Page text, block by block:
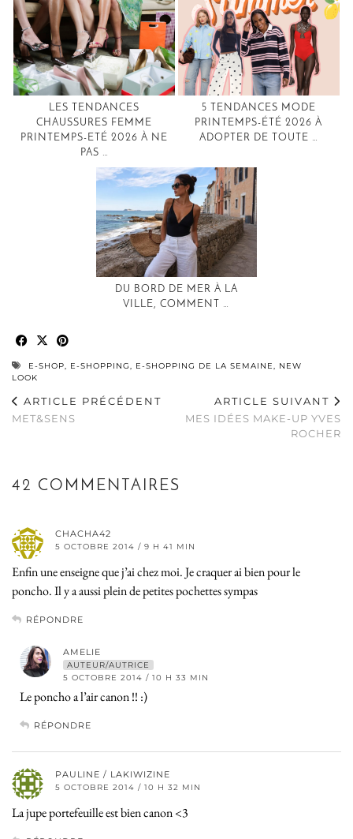
LES TENDANCES
CHAUSSURES FEMME
PRINTEMPS-ETÉ 2026 À NE
PAS …
5 TENDANCES MODE
PRINTEMPS-ÉTÉ 2026 À
ADOPTER DE TOUTE …
DU BORD DE MER À LA
VILLE, COMMENT …
E-SHOP, E-SHOPPING, E-SHOPPING DE LA SEMAINE, NEW
LOOK
ARTICLE PRÉCÉDENT
MET&SENS
ARTICLE SUIVANT
MES IDÉES MAKE-UP YVES
ROCHER
42 COMMENTAIRES
CHACHA42
5 OCTOBRE 2014 / 9 H 41 MIN
Enfin une enseigne que j’ai chez moi. Je craquer ai bien pour le
poncho. Il y a aussi plein de petites pochettes sympas
RÉPONDRE
AMELIE
AUTEUR/AUTRICE
5 OCTOBRE 2014 / 10 H 33 MIN
Le poncho a l’air canon !! :)
RÉPONDRE
PAULINE / LAKIWIZINE
5 OCTOBRE 2014 / 10 H 32 MIN
La jupe portefeuille est bien canon <3